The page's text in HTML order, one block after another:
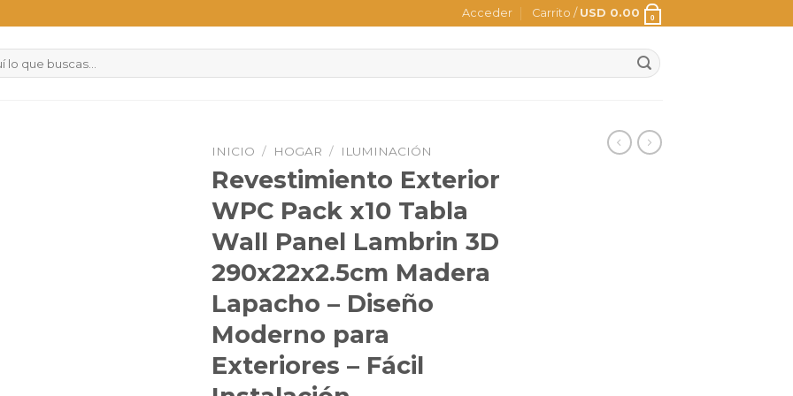
Acceder Carrito / USD 0.00 0
INICIO / HOGAR / ILUMINACIÓN
Revestimiento Exterior
WPC Pack x10 Tabla
Wall Panel Lambrin 3D
290x22x2.5cm Madera
Lapacho – Diseño
Moderno para
Exteriores – Fácil